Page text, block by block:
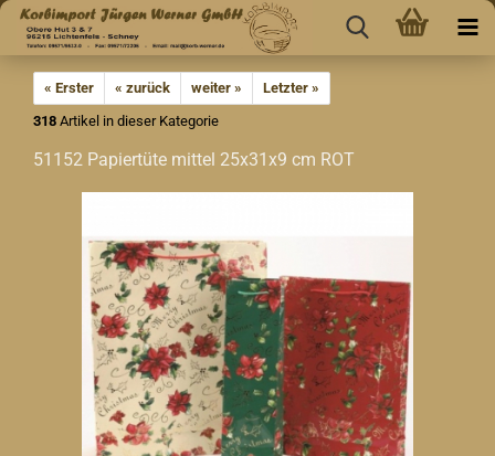
« Erster « zurück weiter »
Letzter »
318 Artikel in dieser Kategorie
51152 Papiertüte mittel 25x31x9 cm ROT